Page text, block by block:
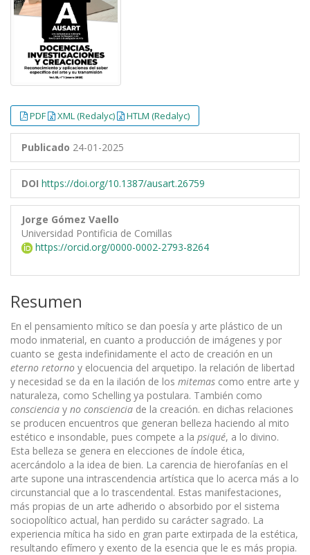
PDF XML (Redalyc) HTLM (Redalyc)
Publicado 24-01-2025
DOI https://doi.org/10.1387/ausart.26759
Jorge Gómez Vaello
Universidad Pontificia de Comillas
https://orcid.org/0000-0002-2793-8264
Resumen
En el pensamiento mítico se dan poesía y arte plástico de un
modo inmaterial, en cuanto a producción de imágenes y por
cuanto se gesta indefinidamente el acto de creación en un
eterno retorno y elocuencia del arquetipo. la relación de libertad
y necesidad se da en la ilación de los mitemas como entre arte y
naturaleza, como Schelling ya postulara. También como
consciencia y no consciencia de la creación. en dichas relaciones
se producen encuentros que generan belleza haciendo al mito
estético e insondable, pues compete a la psiqué, a lo divino.
Esta belleza se genera en elecciones de índole ética,
acercándolo a la idea de bien. La carencia de hierofanías en el
arte supone una intrascendencia artística que lo acerca más a lo
circunstancial que a lo trascendental. Estas manifestaciones,
más propias de un arte adherido o absorbido por el sistema
sociopolítico actual, han perdido su carácter sagrado. La
experiencia mítica ha sido en gran parte extirpada de la estética,
resultando efímero y exento de la esencia que le es más propia.